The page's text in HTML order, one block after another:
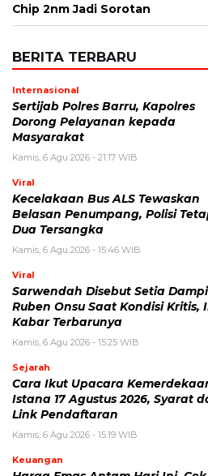
Masyarakat
Kamis, 6 Agu 2026 - 21:17 WIB
Viral
Kecelakaan Bus ALS Tewaskan
Belasan Penumpang, Polisi
Dua Tersangka
Kamis, 6 Agu 2026 - 15:46 WIB
Sarwendah Disebut Setia
Ruben Onsu Saat Kondisi Kritis,
Kabar Terbarunya
Kamis, 6 Agu 2026 - 15:25 WIB
Cara Ikut Upacara
Istana 17 Agustus 2026, Syarat
Link Pendaftaran
Kamis, 6 Agu 2026 - 15:19 WIB
Harga Emas Antam Hari Ini, Cek
Pergerakan Harga Logam Mulia
Terbaru
Kamis, 6 Agu 2026 - 15:09 WIB
POPULER